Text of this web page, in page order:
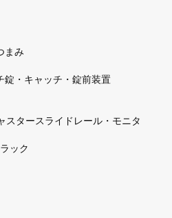
まみ
錠・キャッチ・錠前装置
スタースライドレール・モニタ
ック